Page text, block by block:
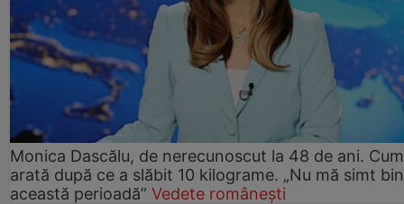
Monica Dascălu, de nerecunoscut la 48 de ani. Cum
arată după ce a slăbit 10 kilograme. „Nu mă simt
această perioadă” Vedete românești